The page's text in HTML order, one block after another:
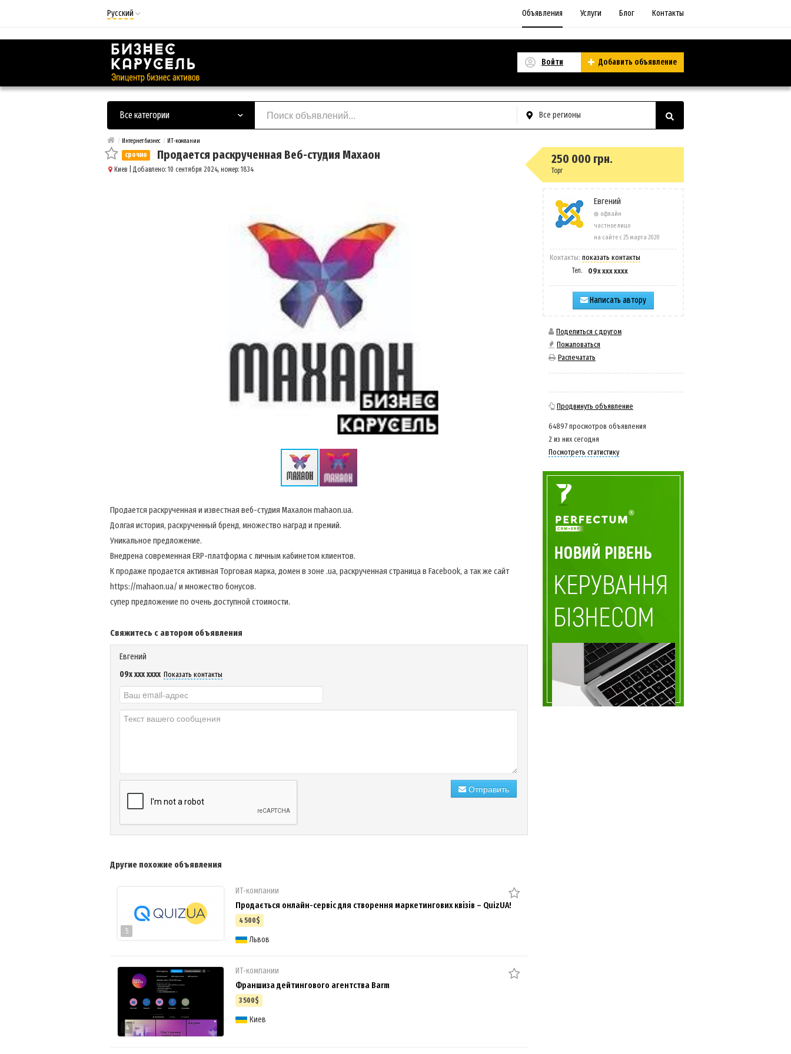
Русский
Русский
Українська
Объявления Услуги Блог Контакты
Войти Добавить объявление
Все категории Все регионы
/ Интернет бизнес / ИТ-компании
срочно Продается раскрученная Веб-студия Махаон
Киев | Добавлено: 10 сентября 2024, номер: 1834
Продается раскрученная и известная веб-студия Махалон mahaon.ua.
Долгая история, раскрученный бренд, множество наград и премий.
Уникальное предложение.
Внедрена современная ERP-платформа с личным кабинетом клиентов.
К продаже продается активная Торговая марка, домен в зоне .ua, раскрученная страница в Facebook, а так же сайт
https://mahaon.ua/ и множество бонусов.
супер предложение по очень доступной стоимости.
Свяжитесь с автором объявления
Евгений
09x xxx xxxx Показать контакты
Отправить
Другие похожие объявления
5
ИТ-компании
Продається онлайн-сервіс для створення маркетингових квізів – QuizUA!
4 500$
Львов
4
ИТ-компании
Франшиза дейтингового агентства Barm
3 500$
Киев
250 000 грн.
Торг
Евгений
офлайн
частное лицо
на сайте с 25 марта 2020
Контакты: показать контакты
Тел. 09x xxx xxxx
Написать автору
Поделиться с другом
Пожаловаться
Распечатать
Продвинуть объявление
64897 просмотров объявления
2 из них сегодня
Посмотреть статистику